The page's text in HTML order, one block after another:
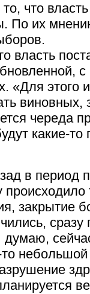
что
По их
власть
«Для этого
виновных,
череда
какие-
в период
закрытие